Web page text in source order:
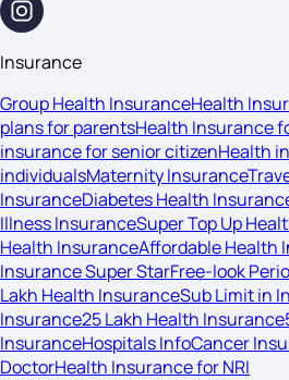
Insurance
Group Health InsuranceHealth
plans for parentsHealth Insurance
insurance for senior citizenHealth
individualsMaternity Insurance
InsuranceDiabetes Health
Illness InsuranceSuper Top Up
Health InsuranceAffordable Health
Insurance Super StarFree-look
Lakh Health InsuranceSub Limit in
Insurance25 Lakh Health Insurance
InsuranceHospitals InfoCancer
DoctorHealth Insurance for NRI